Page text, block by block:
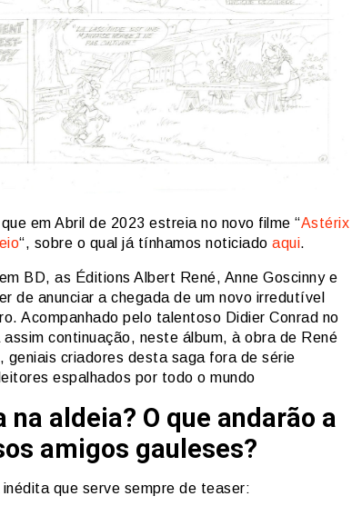
em Abril de 2023 estreia no novo filme “Astérix
“, sobre o qual já tínhamos noticiado aqui.
BD, as Éditions Albert René, Anne Goscinny e
de anunciar a chegada de um novo irredutível
Acompanhado pelo talentoso Didier Conrad no
continuação, neste álbum, à obra de René
geniais criadores desta saga fora de série
espalhados por todo o mundo
na aldeia? O que andarão a
amigos gauleses?
que serve sempre de teaser: